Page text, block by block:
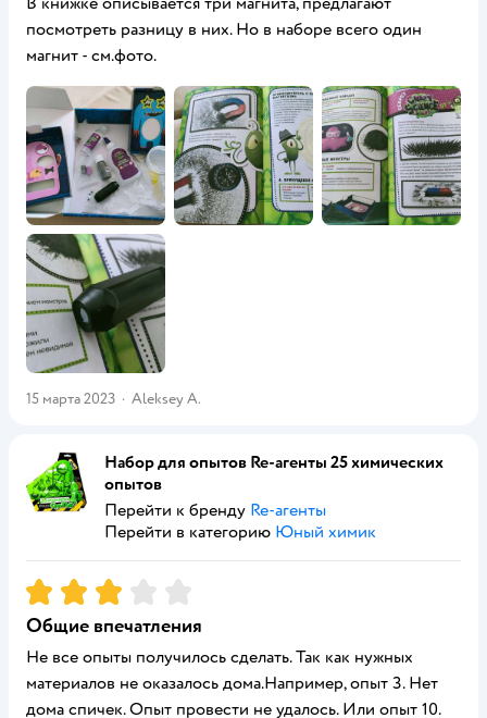
посмотреть разницу в них. Но в наборе всего один
магнит - см.фото.
15 марта 2023 · Aleksey A.
Набор для опытов Re-агенты 25 химических
опытов
Перейти к бренду Re-агенты
Перейти в категорию Юный химик
Рейтинг:3
Общие впечатления
Не все опыты получилось сделать. Так как нужных
материалов не оказалось дома.Например, опыт 3. Нет
дома спичек. Опыт провести не удалось. Или опыт 10.